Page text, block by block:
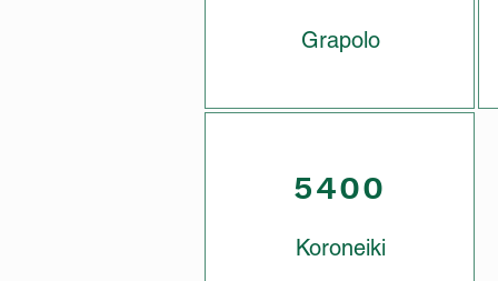
Grapolo
5400
Koroneiki